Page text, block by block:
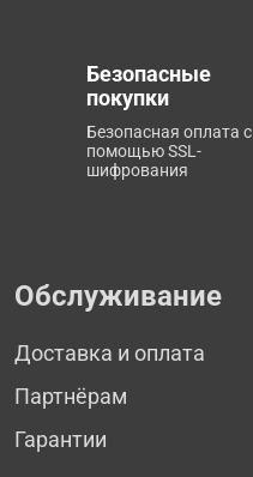
Безопасные
покупки
Безопасная оплата с
помощью SSL-
шифрования
Обслуживание
Доставка и оплата
Партнёрам
Гарантии